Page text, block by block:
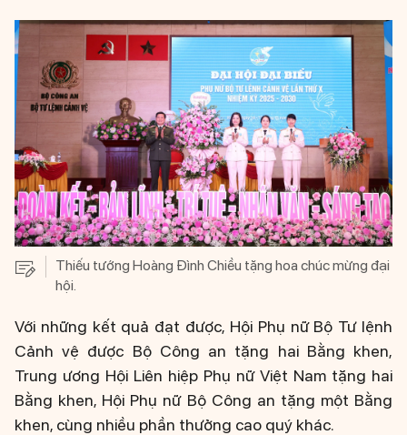
Thiếu tướng Hoàng Đình Chiều tặng hoa chúc mừng đại
hội.
Với những kết quả đạt được, Hội Phụ nữ Bộ Tư lệnh
Cảnh vệ được Bộ Công an tặng hai Bằng khen,
Trung ương Hội Liên hiệp Phụ nữ Việt Nam tặng hai
Bằng khen, Hội Phụ nữ Bộ Công an tặng một Bằng
khen, cùng nhiều phần thưởng cao quý khác.